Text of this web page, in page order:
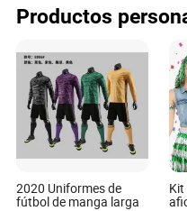
Productos
2020 Uniformes de
fútbol de manga larga